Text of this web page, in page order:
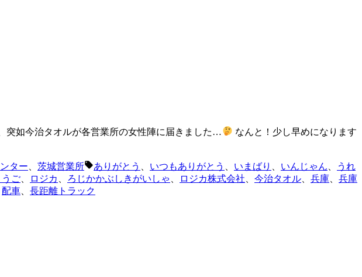
突如今治タオルが各営業所の女性陣に届きました…
なんと！少し早めになります
ター 茨城営業所
タ
グ:
ありがとう いつもありがとう いまばり いんじゃん
うれ
ご ロジカ ろじかかぶしきがいしゃ ロジカ株式会社 今治タオル 兵庫
兵庫
配車
長距離トラック